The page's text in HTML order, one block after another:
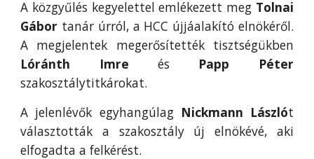
A közgyűlés kegyelettel emlékezett meg Tolnai
Gábor tanár úrról, a HCC újjáalakító elnökéről.
A megjelentek megerősítették tisztségükben
Lóránth Imre és Papp Péter
szakosztálytitkárokat.
A jelenlévők egyhangúlag Nickmann Lászlót
választották a szakosztály új elnökévé, aki
elfogadta a felkérést.